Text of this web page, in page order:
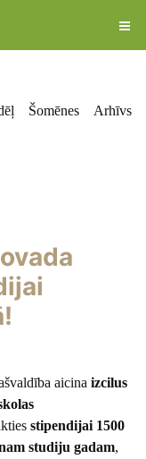
Šomēnes Arhīvs
aicina izcilus
stipendijai 1500
studiju gadam,